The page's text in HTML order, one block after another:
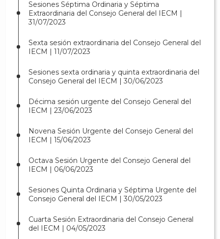
Sesiones Séptima Ordinaria y Séptima
Extraordinaria del Consejo General del IECM |
31/07/2023
Sexta sesión extraordinaria del Consejo General del
IECM | 11/07/2023
Sesiones sexta ordinaria y quinta extraordinaria del
Consejo General del IECM | 30/06/2023
Décima sesión urgente del Consejo General del
IECM | 23/06/2023
Novena Sesión Urgente del Consejo General del
IECM | 15/06/2023
Octava Sesión Urgente del Consejo General del
IECM | 06/06/2023
Sesiones Quinta Ordinaria y Séptima Urgente del
Consejo General del IECM | 30/05/2023
Cuarta Sesión Extraordinaria del Consejo General
del IECM | 04/05/2023